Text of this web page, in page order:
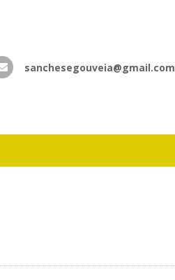
sanchesegouveia@gmail.com